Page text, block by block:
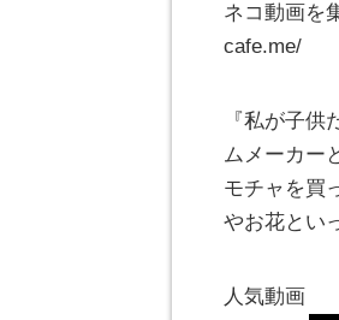
ネコ動画を
cafe.me/
『私が子
ムメーカー
モチャを買
やお花とい
人気動画